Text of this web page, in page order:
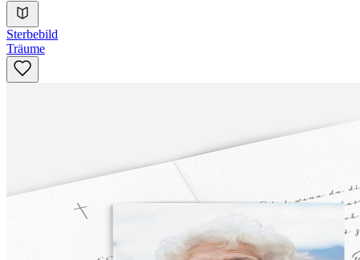
Sterbebild
Träume